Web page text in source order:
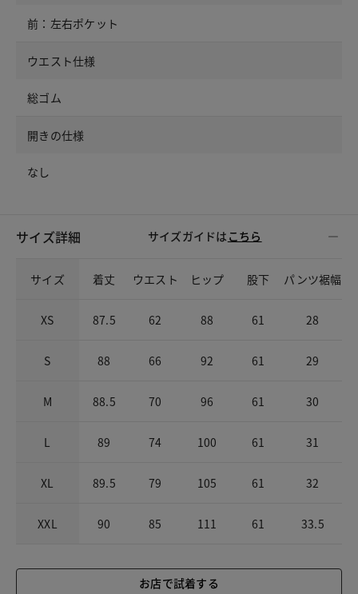
前：左右ポケット
ウエスト仕様
総ゴム
開きの仕様
なし
サイズ詳細 サイズガイドは こちら
サイズ 着丈 ウエスト ヒップ 股下 パンツ裾幅
XS 87.5 62 88 61 28
S 88 66 92 61 29
M 88.5 70 96 61 30
L 89 74 100 61 31
XL 89.5 79 105 61 32
XXL 90 85 111 61 33.5
お店で試着する